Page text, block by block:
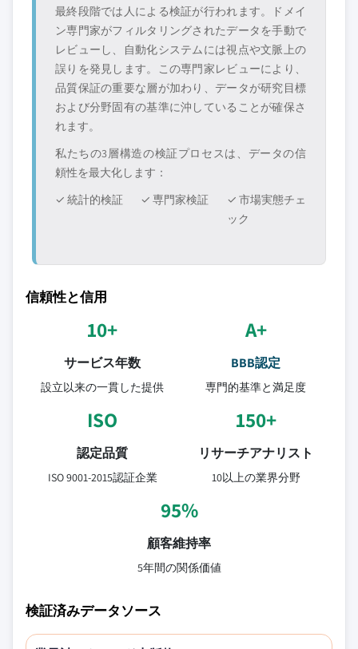
最終段階では人による検証が行われます。ドメイ
ン専門家がフィルタリングされたデータを手動で
レビューし、自動化システムには視点や文脈上の
誤りを発見します。この専門家レビューにより、
品質保証の重要な層が加わり、データが研究目標
および分野固有の基準に沖していることが確保さ
れます。
私たちの3層構造の検証プロセスは、データの信
頼性を最大化します：
✓ 統計的検証
✓ 専門家検証
✓ 市場実態チェ
ック
信頼性と信用
10+
サービス年数
設立以来の一貫した提供
A+
BBB認定
専門的基準と満足度
ISO
認定品質
ISO 9001-2015認証企業
150+
リサーチアナリスト
10以上の業界分野
95%
顧客維持率
5年間の関係価値
検証済みデータソース